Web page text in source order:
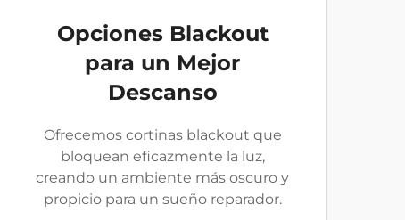
Opciones Blackout
para un Mejor
Descanso
Ofrecemos cortinas blackout que
bloquean eficazmente la luz,
creando un ambiente más oscuro y
propicio para un sueño reparador.